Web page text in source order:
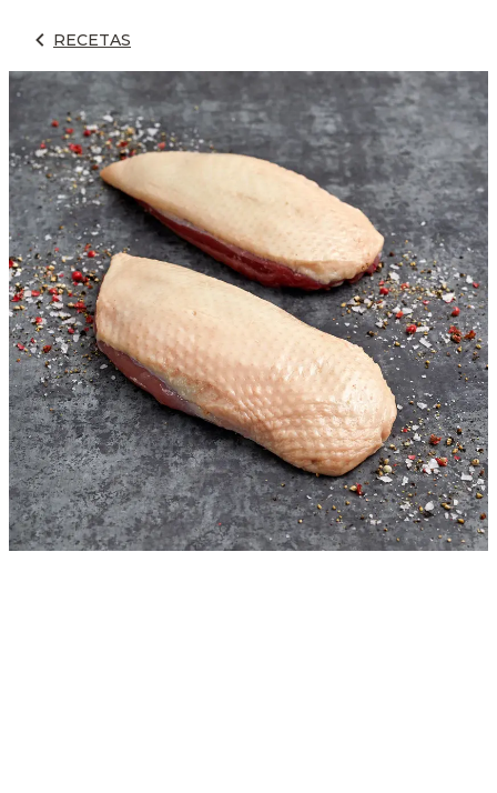
RECETAS